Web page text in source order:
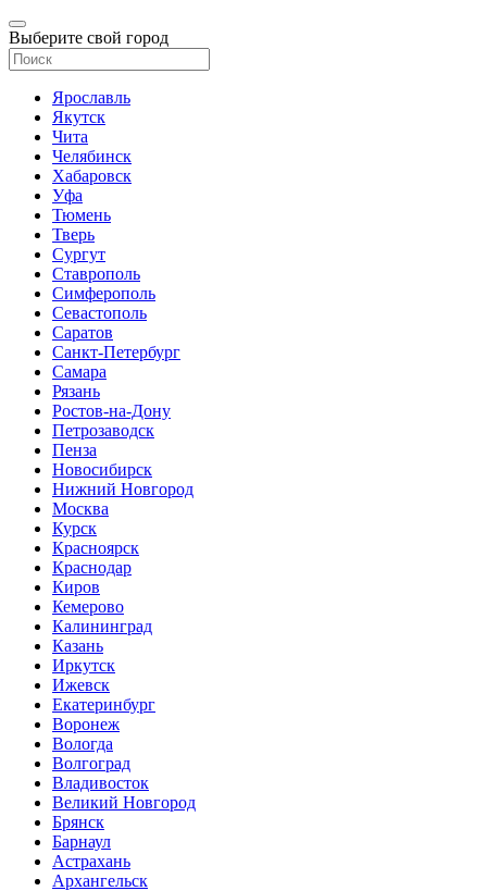
Выберите свой город
Ярославль
Якутск
Чита
Челябинск
Хабаровск
Уфа
Тюмень
Тверь
Сургут
Ставрополь
Симферополь
Севастополь
Саратов
Санкт-Петербург
Самара
Рязань
Ростов-на-Дону
Петрозаводск
Пенза
Новосибирск
Нижний Новгород
Москва
Курск
Красноярск
Краснодар
Киров
Кемерово
Калининград
Казань
Иркутск
Ижевск
Екатеринбург
Воронеж
Вологда
Волгоград
Владивосток
Великий Новгород
Брянск
Барнаул
Астрахань
Архангельск